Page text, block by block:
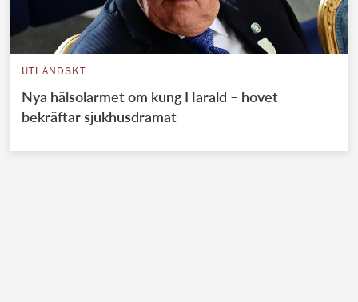
UTLÄNDSKT
Nya hälsolarmet om kung Harald – hovet
bekräftar sjukhusdramat